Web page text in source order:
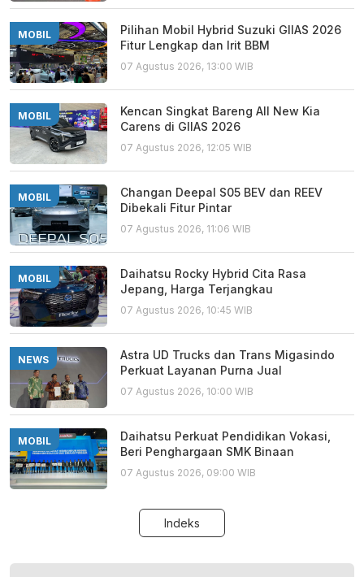
MOBIL
Pilihan Mobil Hybrid Suzuki GIIAS 2026
Fitur Lengkap dan Irit BBM
07 Agustus 2026, 13:00 WIB
MOBIL
Kencan Singkat Bareng All New Kia
Carens di GIIAS 2026
07 Agustus 2026, 12:05 WIB
MOBIL
Changan Deepal S05 BEV dan REEV
Dibekali Fitur Pintar
07 Agustus 2026, 11:06 WIB
MOBIL
Daihatsu Rocky Hybrid Cita Rasa
Jepang, Harga Terjangkau
07 Agustus 2026, 10:45 WIB
NEWS
Astra UD Trucks dan Trans Migasindo
Perkuat Layanan Purna Jual
07 Agustus 2026, 10:00 WIB
MOBIL
Daihatsu Perkuat Pendidikan Vokasi,
Beri Penghargaan SMK Binaan
07 Agustus 2026, 09:00 WIB
Indeks